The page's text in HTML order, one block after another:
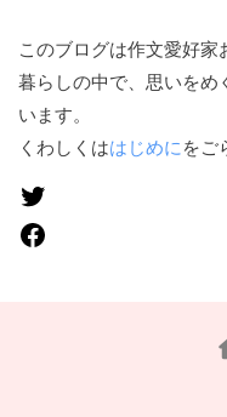
このブログは作文愛好家
暮らしの中で、思いをめ
います。
くわしくははじめに をご